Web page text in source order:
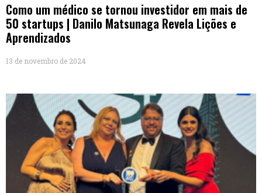
Como um médico se tornou investidor em mais de
50 startups | Danilo Matsunaga Revela Lições e
Aprendizados
13 de novembro de 2024